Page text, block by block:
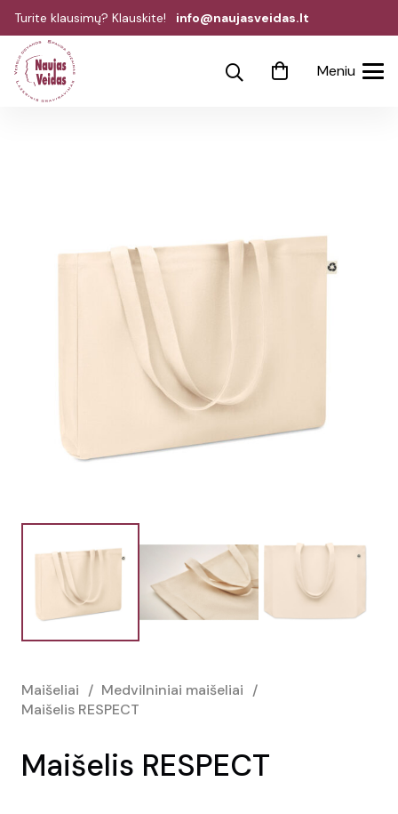
Turite klausimų? Klauskite! info@naujasveidas.lt
Meniu
Maišeliai / Medvilniniai maišeliai /
Maišelis RESPECT
Maišelis RESPECT